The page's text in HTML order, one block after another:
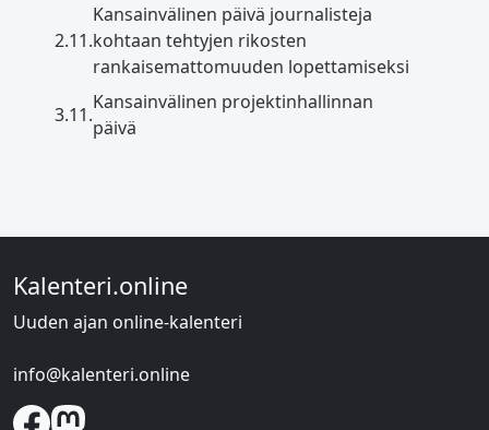
2.11.
Kansainvälinen päivä journalisteja
kohtaan tehtyjen rikosten
rankaisemattomuuden lopettamiseksi
3.11.
Kansainvälinen projektinhallinnan
päivä
Kalenteri.online
Uuden ajan online-kalenteri
info@kalenteri.online